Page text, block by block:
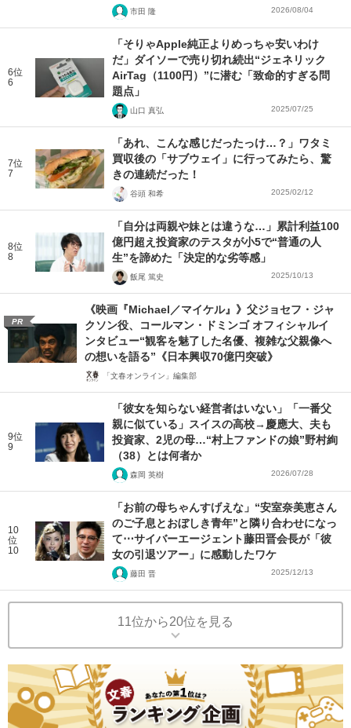
市田 隆 2026/08/04
6位
6
「そりゃApple純正よりめっちゃ安いわけ
だ」ダイソーで売り切れ続出“ジェネリック
AirTag（1100円）”に潜む「致命的すぎる問
題点」
山口 真弘 2025/07/25
7位
7
「あれ、こんな感じだったっけ…？」ワタミ
買収後の「サブウェイ」に行ってみたら、驚
きの連続だった！
谷頭 和希 2025/02/12
8位
8
「自分は両親や妹とは違うな…」累計利益100
億円超え投資家のテスタが小5で“普通の人
生”を諦めた「決定的な劣等感」
飯尾 篤史 2025/10/13
PR
《映画『Michael／マイケル』》父ジョセフ・ジャ
クソン役、コールマン・ドミンゴ オフィシャルイ
ンタビュー“観客を魅了した名優、複雑な父親像へ
の想いを語る”《日本興収70億円突破》
「文春オンライン」編集部
9位
9
「彼女を知らない経営者はいない」「一番父
親に似ている」スイスの高校→慶應大、夫も
投資家、2児の母…“村上ファンドの娘”野村絢
（38）とは何者か
森岡 英樹 2026/07/28
10
位
10
「お前の母ちゃんすげえな」“安室奈美恵さん
のご子息とおぼしき青年”と隣り合わせになっ
て⋯サイバーエージェント藤田晋会長が「彼
女の引退ツアー」に感動したワケ
藤田 晋 2025/12/13
11位から20位を見る